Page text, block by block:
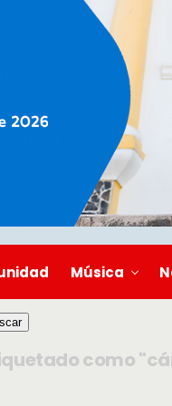
Música
como